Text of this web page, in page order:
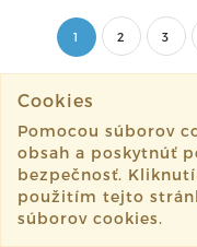
1 2 3
Cookies
Pomocou súborov
obsah a poskytnúť
bezpečnosť.
použitím tejto
súborov cookies.